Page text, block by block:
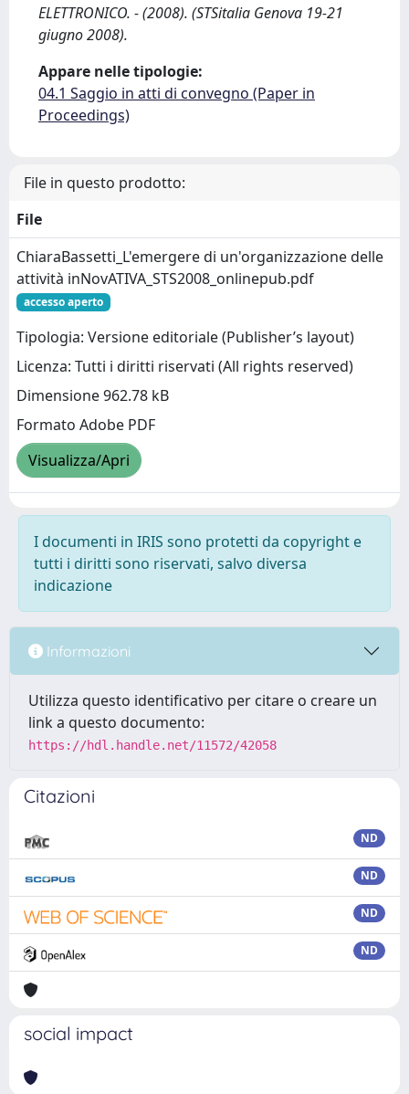
ELETTRONICO. - (2008). (STSitalia Genova 19-21
giugno 2008).
Appare nelle tipologie:
04.1 Saggio in atti di convegno (Paper in
Proceedings)
File in questo prodotto:
File
ChiaraBassetti_L'emergere di un'organizzazione delle
attività inNovATIVA_STS2008_onlinepub.pdf
accesso aperto
Tipologia: Versione editoriale (Publisher’s layout)
Licenza: Tutti i diritti riservati (All rights reserved)
Dimensione 962.78 kB
Formato Adobe PDF
Visualizza/Apri
I documenti in IRIS sono protetti da copyright e
tutti i diritti sono riservati, salvo diversa
indicazione
Informazioni
Utilizza questo identificativo per citare o creare un
link a questo documento:
https://hdl.handle.net/11572/42058
Citazioni
ND
ND
ND
ND
social impact